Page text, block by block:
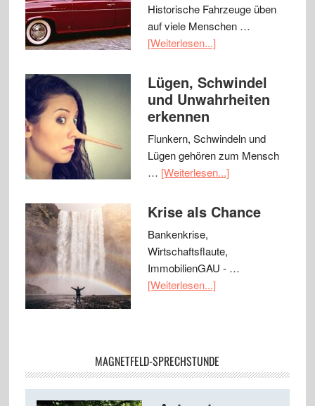
Historische Fahrzeuge üben
auf viele Menschen …
[Weiterlesen...]
Lügen, Schwindel
und Unwahrheiten
erkennen
Flunkern, Schwindeln und
Lügen gehören zum Mensch
… [Weiterlesen...]
Krise als Chance
Bankenkrise,
Wirtschaftsflaute,
ImmobilienGAU - …
[Weiterlesen...]
MAGNETFELD-SPRECHSTUNDE